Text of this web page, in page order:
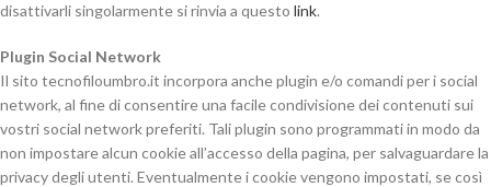
disattivarli singolarmente si rinvia a questo link.
Plugin Social Network
Il sito tecnofiloumbro.it incorpora anche plugin e/o comandi per i social
network, al fine di consentire una facile condivisione dei contenuti sui
vostri social network preferiti. Tali plugin sono programmati in modo da
non impostare alcun cookie all’accesso della pagina, per salvaguardare la
privacy degli utenti. Eventualmente i cookie vengono impostati, se così